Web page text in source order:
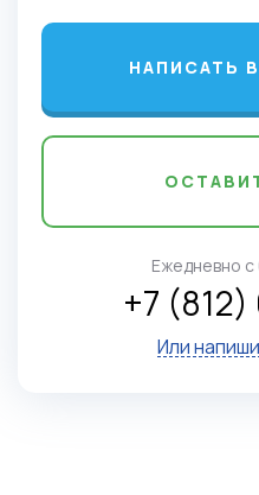
НАПИСАТЬ В
Ежедневно
+7
Или